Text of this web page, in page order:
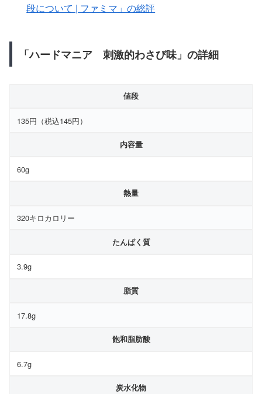
段について | ファミマ」の総評
「ハードマニア 刺激的わさび味」の詳細
値段
135円（税込145円）
内容量
60g
熱量
320キロカロリー
たんぱく質
3.9g
脂質
17.8g
飽和脂肪酸
6.7g
炭水化物